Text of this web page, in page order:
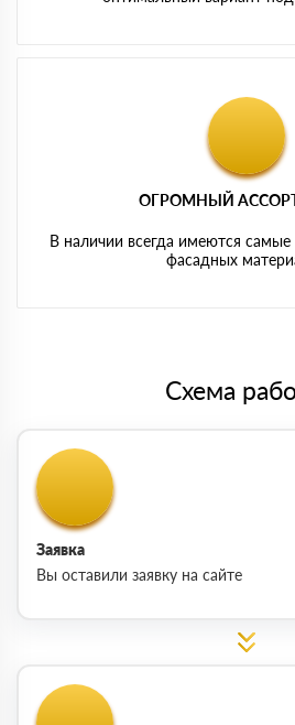
ОГРОМНЫЙ
В наличии всегда имеются
фасадных
Схема
Заявка
Вы оставили заявку на сайте